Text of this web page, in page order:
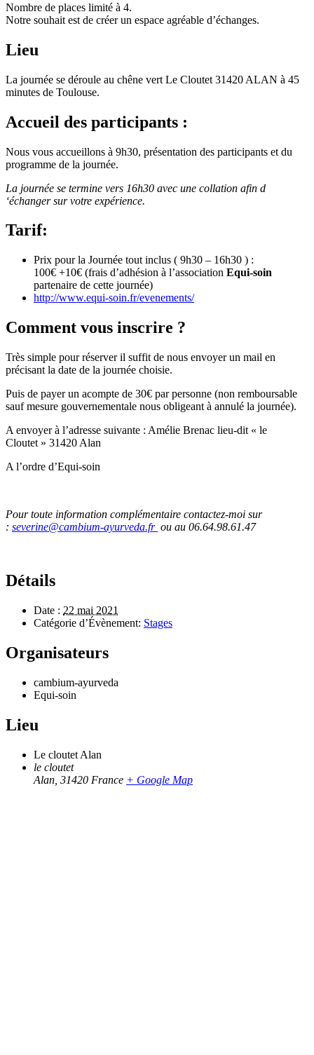
Nombre de places limité à 4.
Notre souhait est de créer un espace agréable d’échanges.
Lieu
La journée se déroule au chêne vert Le Cloutet 31420 ALAN à 45
minutes de Toulouse.
Accueil des participants :
Nous vous accueillons à 9h30, présentation des participants et du
programme de la journée.
La journée se termine vers 16h30 avec une collation afin d
‘échanger sur votre expérience.
Tarif:
Prix pour la Journée tout inclus ( 9h30 – 16h30 ) :
100€ +10€ (frais d’adhésion à l’association Equi-soin
partenaire de cette journée)
http://www.equi-soin.fr/evenements/
Comment vous inscrire ?
Très simple pour réserver il suffit de nous envoyer un mail en
précisant la date de la journée choisie.
Puis de payer un acompte de 30€ par personne (non remboursable
sauf mesure gouvernementale nous obligeant à annulé la journée).
A envoyer à l’adresse suivante : Amélie Brenac lieu-dit « le
Cloutet » 31420 Alan
A l’ordre d’Equi-soin
Pour toute information complémentaire contactez-moi sur
: severine@cambium-ayurveda.fr ou au 06.64.98.61.47
Détails
Date : 22 mai 2021
Catégorie d’Évènement: Stages
Organisateurs
cambium-ayurveda
Equi-soin
Lieu
Le cloutet Alan
le cloutet
Alan 31420 France + Google Map